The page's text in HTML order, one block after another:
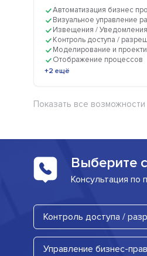
Автоматизация бизнес
Визуальное управление
Извещения / Уведомления
Контроль доступа /
Моделирование и
Отображение процессов
+2 ещё
Показать все возможности
Выберите
Консультация по
Контроль доступа /
Управление бизнес-